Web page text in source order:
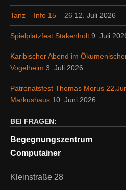
Tanz – Info 15 – 26 12. Juli 2026
Spielplatzfest Stakenholt 9. Juli
Karibischer Abend im
Vogelheim 3. Juli 2026
Patronatsfest Thomas Morus
Markushaus 10. Juni 2026
BEI FRAGEN:
Begegnungszentrum
Computainer
Kleinstraße 28